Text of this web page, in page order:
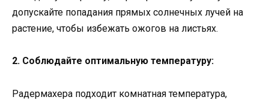
допускайте попадания прямых солнечных лучей на
растение, чтобы избежать ожогов на листьях.
2. Соблюдайте оптимальную температуру:
Радермахера подходит комнатная температура,